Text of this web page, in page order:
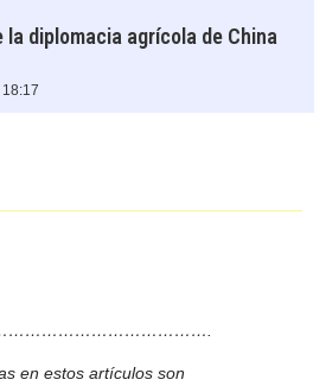
la diplomacia agrícola de China
en estos artículos son